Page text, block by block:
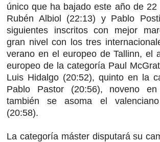
único que ha bajado este año de 22
Rubén Albiol (22:13) y Pablo
siguientes inscritos con mejor
gran nivel con los tres
verano en el europeo de Tallinn, el
europeo de la categoría Paul
Luis Hidalgo (20:52), quinto en la
Pablo Pastor (20:56), noveno
también se asoma el
(20:58).
La categoría máster disputará su